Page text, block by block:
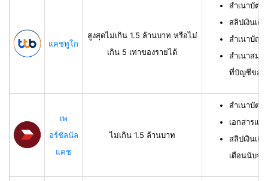
แคชทูโก
สูงสุดไม่เกิน 1.5 ล้านบาท หรือไม่
เกิน 5 เท่าของรายได้
สำเนาบัตร
สลิปเงินเดื
สำเนาบัญ
สำเนาสมุด
ที่บัญชีของ
เพ
อร์ชัลนัล
แคช
ไม่เกิน 1.5 ล้านบาท
สำเนาบัตร
เอกสารแส
สลิปเงินเ
เดือนนับจ